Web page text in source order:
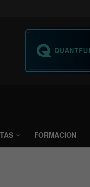
FORMACION